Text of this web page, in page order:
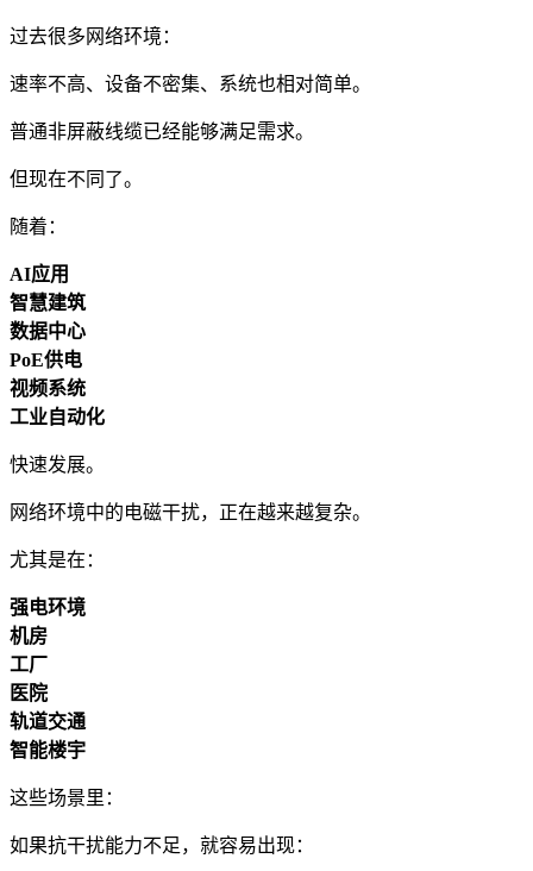
过去很多网络环境：
速率不高、设备不密集、系统也相对简单。
普通非屏蔽线缆已经能够满足需求。
但现在不同了。
随着：
AI应用
智慧建筑
数据中心
PoE供电
视频系统
工业自动化
快速发展。
网络环境中的电磁干扰，正在越来越复杂。
尤其是在：
强电环境
机房
工厂
医院
轨道交通
智能楼宇
这些场景里：
如果抗干扰能力不足，就容易出现：